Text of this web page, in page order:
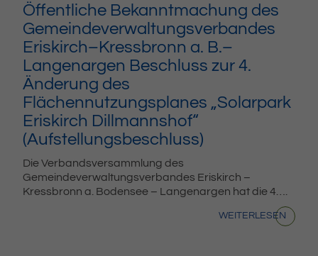
Öffentliche Bekanntmachung des
Gemeindeverwaltungsverbandes
Eriskirch–Kressbronn a. B.–
Langenargen Beschluss zur 4.
Änderung des
Flächennutzungsplanes „Solarpark
Eriskirch Dillmannshof“
(Aufstellungsbeschluss)
Die Verbandsversammlung des
Gemeindeverwaltungsverbandes Eriskirch –
Kressbronn a. Bodensee – Langenargen hat die 4….
WEITERLESEN